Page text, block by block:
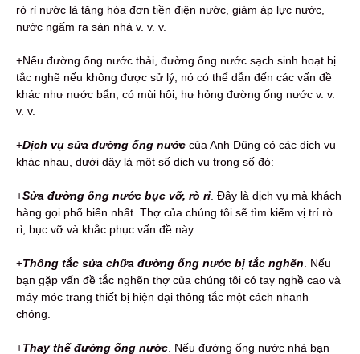
rò rỉ nước là tăng hóa đơn tiền điện nước, giảm áp lực nước,
nước ngấm ra sàn nhà v. v. v.
+Nếu đường ống nước thải, đường ống nước sạch sinh hoạt bị
tắc nghẽ nếu không được sử lý, nó có thể dẫn đến các vấn đề
khác như nước bẩn, có mùi hôi, hư hỏng đường ống nước v. v.
v. v.
+Dịch vụ sửa đường ống nước của Anh Dũng có các dịch vụ
khác nhau, dưới dây là một số dịch vụ trong số đó:
+Sửa đường ống nước bục vỡ, rò rỉ. Đây là dịch vụ mà khách
hàng gọi phổ biến nhất. Thợ của chúng tôi sẽ tìm kiếm vị trí rò
rỉ, bục vỡ và khắc phục vấn đề này.
+Thông tắc sửa chữa đường ống nước bị tắc nghẽn . Nếu
bạn gặp vấn đề tắc nghẽn thợ của chúng tôi có tay nghề cao và
máy móc trang thiết bị hiện đại thông tắc một cách nhanh
chóng.
+Thay thế đường ống nước . Nếu đường ống nước nhà bạn